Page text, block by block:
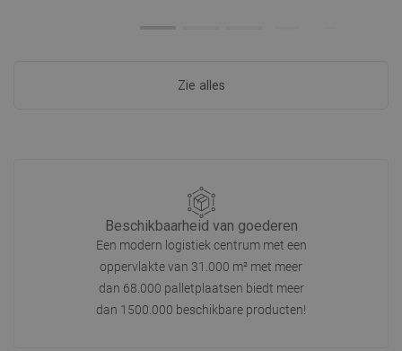
Zie alles
Beschikbaarheid van goederen
Een modern logistiek centrum met een
oppervlakte van 31.000 m² met meer
dan 68.000 palletplaatsen biedt meer
dan 1500.000 beschikbare producten!